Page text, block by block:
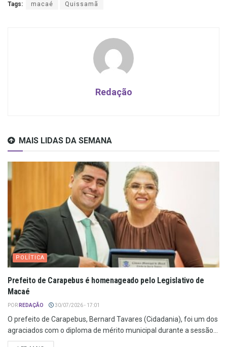
Tags: macaé Quissamã
Redação
MAIS LIDAS DA SEMANA
POLÍTICA
Prefeito de Carapebus é homenageado pelo Legislativo de
Macaé
POR REDAÇÃO 30/07/2026 - 17:01
O prefeito de Carapebus, Bernard Tavares (Cidadania), foi um dos
agraciados com o diploma de mérito municipal durante a sessão...